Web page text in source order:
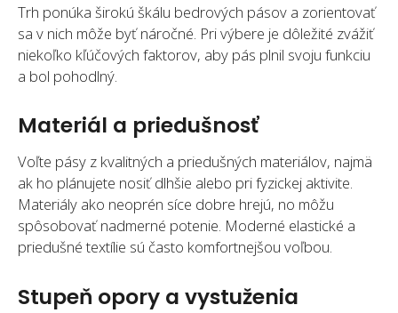
Trh ponúka širokú škálu bedrových pásov a zorientovať
sa v nich môže byť náročné. Pri výbere je dôležité zvážiť
niekoľko kľúčových faktorov, aby pás plnil svoju funkciu
a bol pohodlný.
Materiál a priedušnosť
Voľte pásy z kvalitných a priedušných materiálov, najmä
ak ho plánujete nosiť dlhšie alebo pri fyzickej aktivite.
Materiály ako neoprén síce dobre hrejú, no môžu
spôsobovať nadmerné potenie. Moderné elastické a
priedušné textílie sú často komfortnejšou voľbou.
Stupeň opory a vystuženia